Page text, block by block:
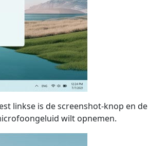
linkse is de screenshot-knop en de
wilt opnemen.